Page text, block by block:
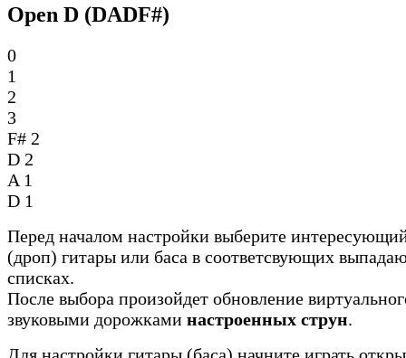
Open D (DADF#)
0
1
2
3
F# 2
D 2
A 1
D 1
Перед началом настройки выберите
(дроп) гитары или баса в соответсвующих
списках.
После выбора произойдет обновление
звуковыми дорожками настроенных струн.
Для настройки гитары (баса) начните играть